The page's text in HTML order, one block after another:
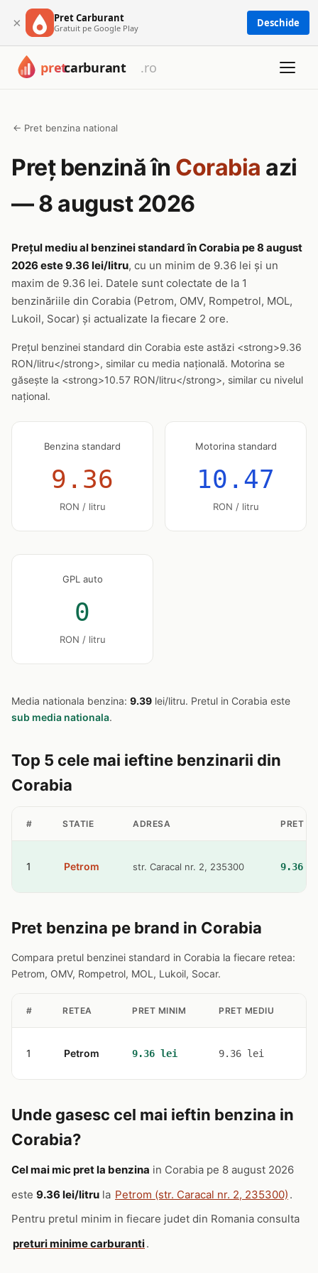
× Pret Carburant
Gratuit pe Google Play Deschide
← Pret benzina national
Preț benzină în Corabia azi
— 8 august 2026
Prețul mediu al benzinei standard în Corabia pe 8 august
2026 este 9.36 lei/litru, cu un minim de 9.36 lei și un
maxim de 9.36 lei. Datele sunt colectate de la 1
benzinăriile din Corabia (Petrom, OMV, Rompetrol, MOL,
Lukoil, Socar) și actualizate la fiecare 2 ore.
Prețul benzinei standard din Corabia este astăzi <strong>9.36
RON/litru</strong>, similar cu media națională. Motorina se
găsește la <strong>10.57 RON/litru</strong>, similar cu nivelul
național.
Benzina standard
9.36
RON / litru
Motorina standard
10.47
RON / litru
GPL auto
0
RON / litru
Media nationala benzina: 9.39 lei/litru. Pretul in Corabia este
sub media nationala.
Top 5 cele mai ieftine benzinarii din
Corabia
# STATIE ADRESA PRET
1 Petrom str. Caracal nr. 2, 235300 9.36
Pret benzina pe brand in Corabia
Compara pretul benzinei standard in Corabia la fiecare retea:
Petrom, OMV, Rompetrol, MOL, Lukoil, Socar.
# RETEA PRET MINIM PRET MEDIU
1 Petrom 9.36 lei 9.36 lei
Unde gasesc cel mai ieftin benzina in
Corabia?
Cel mai mic pret la benzina in Corabia pe 8 august 2026
este 9.36 lei/litru la Petrom (str. Caracal nr. 2, 235300) .
Pentru pretul minim in fiecare judet din Romania consulta
preturi minime carburanti.